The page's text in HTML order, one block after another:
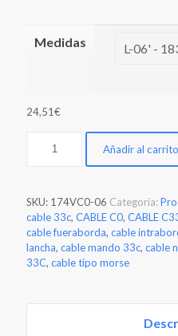
Medidas
24,51€
Añadir al carrito
SKU: 174VC0-06 Categoría:
cable 33c, CABLE C0, CABLE
cable fueraborda, cable
lancha, cable mando 33c, cable
33C, cable tipo morse